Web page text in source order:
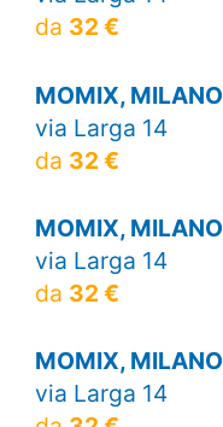
da 32 €
MOMIX, MILANO
via Larga 14
da 32 €
MOMIX, MILANO
via Larga 14
da 32 €
MOMIX, MILANO
via Larga 14